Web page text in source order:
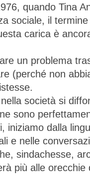
quando Tina
sociale, il
carica è
un problema
(perché non
società si
sono
iniziamo dalla
e nelle
sindachesse,
più alle orecchie